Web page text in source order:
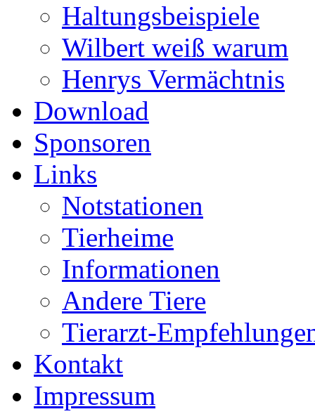
Haltungsbeispiele
Wilbert weiß warum
Henrys Vermächtnis
Download
Sponsoren
Links
Notstationen
Tierheime
Informationen
Andere Tiere
Tierarzt-
Kontakt
Impressum